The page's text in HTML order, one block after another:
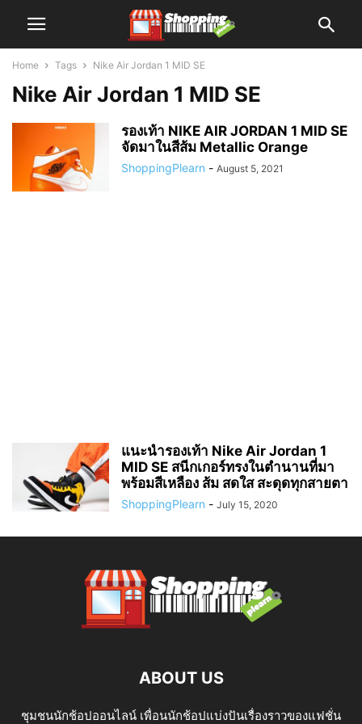
Home Tags Nike Air Jordan 1 MID SE
Nike Air Jordan 1 MID SE
รองเท้า NIKE AIR JORDAN 1 MID SE
จัดมาในสีส้ม Metallic Orange
ShoppingPlearn - August 5, 2021
แนะนำรองเท้า Nike Air Jordan 1
MID SE สนีกเกอร์ทรงในตำนานที่มา
พร้อมสีเหลือง ส้ม สดใส สะดุดทุกสายตา
ShoppingPlearn - July 15, 2020
ABOUT US
ชุมชนนักช้อปออนไลน์ เพื่อนนักช้อปแบ่งปันเรื่องราวของแฟชั่น